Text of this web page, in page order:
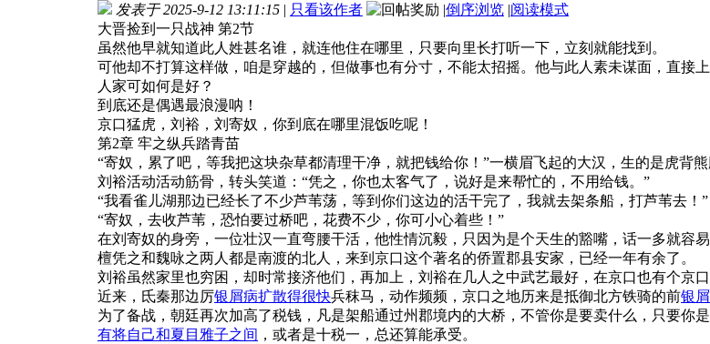
发表于 2025-9-12 13:11:15 | 只看该作者 |倒序浏览 |阅读模式
大晋捡到一只战神 第2节
虽然他早就知道此人姓甚名谁，就连他住在哪里，只要向里长打听一下，立刻就能找到。
可他却不打算这样做，咱是穿越的，但做事也有分寸，不能太招摇。他与此人素未谋面，直
人家可如何是好？
到底还是偶遇最浪漫呐！
京口猛虎，刘裕，刘寄奴，你到底在哪里混饭吃呢！
第2章 牢之纵兵踏青苗
“寄奴，累了吧，等我把这块杂草都清理干净，就把钱给你！”一横眉飞起的大汉，生的是虎背
刘裕活动活动筋骨，转头笑道：“凭之，你也太客气了，说好是来帮忙的，不用给钱。”
“我看雀儿湖那边已经长了不少芦苇荡，等到你们这边的活干完了，我就去架条船，打芦苇去！”
“寄奴，去收芦苇，恐怕要过桥吧，花费不少，你可小心着些！”
在刘寄奴的身旁，一位壮汉一直弯腰干活，他性情沉毅，只因为是个天生的豁嘴，话一多就容
檀凭之和魏咏之两人都是南渡的北人，来到京口这个著名的侨置郡县安家，已经一年有余了。
刘裕虽然家里也穷困，却时常接济他们，再加上，刘裕在几人之中武艺最好，在京口也有个京
近来，氐秦那边厉银屑病扩散得很快兵秣马，动作频频，京口之地历来是抵御北方铁骑的前银
为了备战，朝廷再次加高了税钱，凡是架船通过州郡境内的大桥，不管你是要卖什么，只要你
有将自己和夏目雅子之间 ，或者是十税一，总还算能承受。